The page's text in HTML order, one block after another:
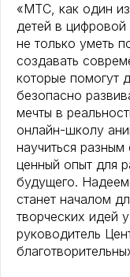
«МТС, как один
детей в цифровой
не только уметь
создавать
которые помогут
безопасно
мечты в
онлайн-школу
научиться
ценный опыт для
будущего.
станет началом
творческих идей
руководитель